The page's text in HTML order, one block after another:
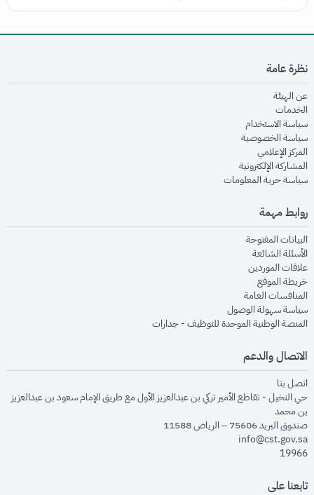
نظرة عامة
عن الهيئةopens in new window
الخدماتopens in new window
سياسة الاستخدام
سياسة الخصوصيةopens in new window
المركز الإعلاميopens in new window
المشاركة الإلكترونيةopens in new window
سياسة حرية المعلوماتopens in new window
روابط مهمة
البيانات المفتوحةopens in new window
الأسئلة الشائعةopens in new window
علاقات الموردينopens in new window
خريطة الموقعopens in new window
المنافسات العامةopens in new window
سياسة سهولة الوصولopens in new window
المنصة الوطنية الموحدة للتوظيف - جداراتopens in new window
الاتصال والدعم
اتصل بنا
حي النخيل - تقاطع الأمير تركي بن عبدالعزيز الأول مع طريق الإمام سعود بن عبدالعزيز
بن محمد
صندوق البريد 75606 – الرياض 11588
info@cst.gov.sa
19966
تابعنا على